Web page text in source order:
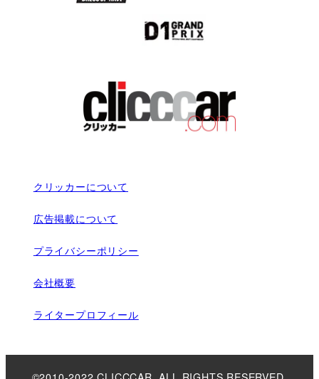
クリッカーについて
広告掲載について
プライバシーポリシー
会社概要
ライタープロフィール